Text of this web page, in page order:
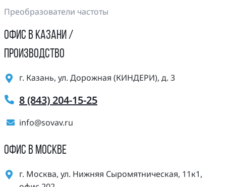
Преобразователи частоты
ОФИС В КАЗАНИ /
ПРОИЗВОДСТВО
г. Казань, ул. Дорожная (КИНДЕРИ), д. 3
8 (843) 204-15-25
info@sovav.ru
ОФИС В МОСКВЕ
г. Москва, ул. Нижняя Сыромятническая, 11к1,